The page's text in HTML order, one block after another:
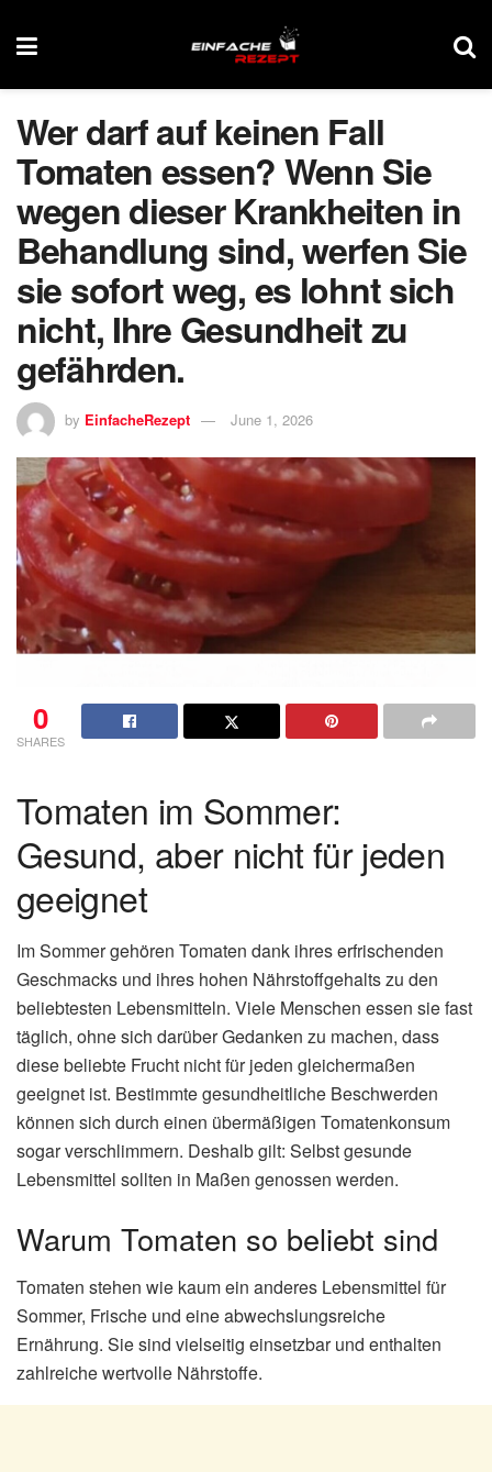
Wer darf auf keinen Fall
Tomaten essen? Wenn Sie
wegen dieser Krankheiten in
Behandlung sind, werfen Sie
sie sofort weg, es lohnt sich
nicht, Ihre Gesundheit zu
gefährden.
by EinfacheRezept June 1, 2026
0
SHARES
Tomaten im Sommer:
Gesund, aber nicht für jeden
geeignet
Im Sommer gehören Tomaten dank ihres erfrischenden
Geschmacks und ihres hohen Nährstoffgehalts zu den
beliebtesten Lebensmitteln. Viele Menschen essen sie fast
täglich, ohne sich darüber Gedanken zu machen, dass
diese beliebte Frucht nicht für jeden gleichermaßen
geeignet ist. Bestimmte gesundheitliche Beschwerden
können sich durch einen übermäßigen Tomatenkonsum
sogar verschlimmern. Deshalb gilt: Selbst gesunde
Lebensmittel sollten in Maßen genossen werden.
Warum Tomaten so beliebt sind
Tomaten stehen wie kaum ein anderes Lebensmittel für
Sommer, Frische und eine abwechslungsreiche
Ernährung. Sie sind vielseitig einsetzbar und enthalten
zahlreiche wertvolle Nährstoffe.